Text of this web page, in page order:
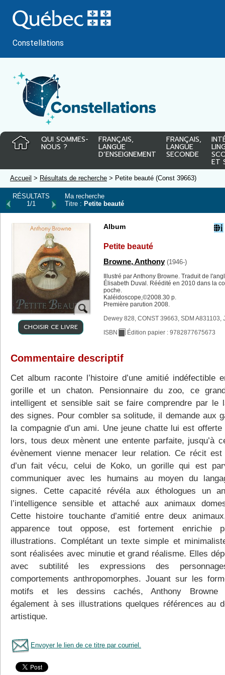
au
contenu
Constellations
QUI SOMMES-
NOUS ?
FRANÇAIS,
LANGUE
D’ENSEIGNEMENT
FRANÇAIS,
LANGUE
SECONDE
ET
Accueil > Résultats de recherche > Petite beauté (Const 39663)
RÉSULTATS
1/1
Ma recherche
Titre : Petite beauté
CHOISIR CE LIVRE
Album
Petite beauté
Browne, Anthony (1946-)
Illustré par Anthony Browne. Traduit de
Élisabeth Duval. Réédité en 2010 dans la
poche.
Kaléidoscope,©2008.30 p.
Première parution 2008.
Dewey 828, CONST 39663, SDM A831103,
ISBN Édition papier : 9782877675673
Commentaire descriptif
Cet album raconte l’histoire d’une amitié indéfectible
gorille et un chaton. Pensionnaire du zoo, ce
intelligent et sensible sait se faire comprendre par le
des signes. Pour combler sa solitude, il demande aux
la compagnie d’un ami. Une jeune chatte lui est
lors, tous deux mènent une entente parfaite, jusqu’à
évènement vienne menacer leur relation. Ce récit est
d’un fait vécu, celui de Koko, un gorille qui est
communiquer avec les humains au moyen du
signes. Cette capacité révéla aux éthologues un
l’intelligence sensible et attaché aux animaux
Cette histoire touchante d’amitié entre deux
apparence tout oppose, est fortement enrichie
illustrations. Complétant un texte simple et
sont réalisées avec minutie et grand réalisme. Elles
avec subtilité les expressions des
comportements anthropomorphes. Jouant sur les
motifs et les dessins cachés, Anthony Browne
également à ses illustrations quelques références au
artistique.
Envoyer le lien de ce titre par courriel.